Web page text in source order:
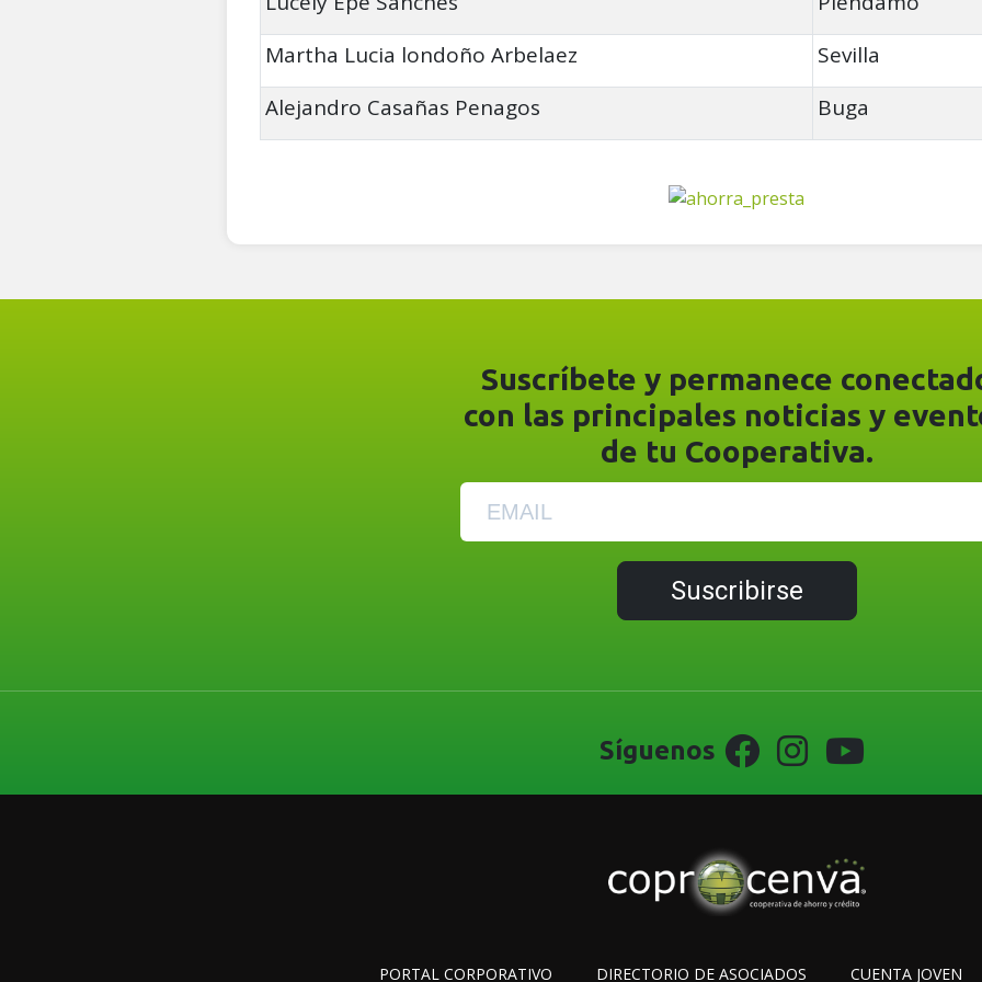
Martha Lucia londoño Arbelaez
Sevilla
Alejandro Casañas Penagos
Buga
Suscríbete y permanece
con las principales noticias y
de tu Cooperativa.
Suscribirse
Síguenos
PORTAL CORPORATIVO DIRECTORIO DE ASOCIADOS CUENTA JOVEN